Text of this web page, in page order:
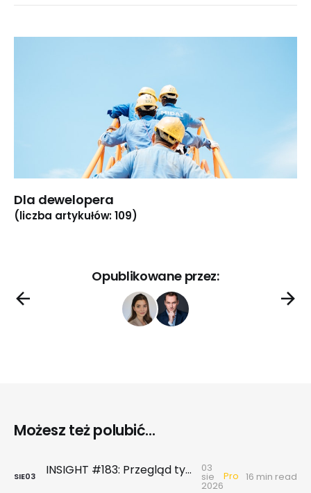
Dla dewelopera
(liczba artykułów: 109)
Opublikowane przez:
Możesz też polubić...
SIE03 INSIGHT #183: Przegląd tygodniowy | Najnowsze dane GUS … czyli sezon wakacyjny z wiatrem w żagle 03
sie
2026
Pro 16 min read